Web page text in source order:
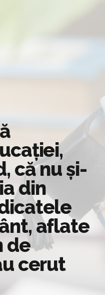
că nu și-
din
aflate
de
cerut